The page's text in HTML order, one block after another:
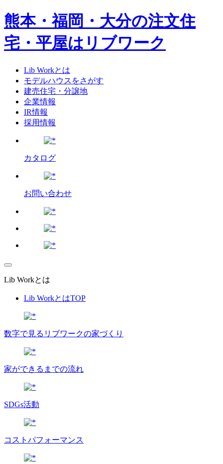
熊本・福岡・大分の注文住
宅・平屋はリブワーク
Lib Workとは
モデルハウスをさがす
建売住宅・分譲地
企業情報
IR情報
採用情報
カタログ
お問い合わせ
Lib Workとは
Lib WorkとはTOP
数字で⾒るリブワークの家づくり
家ができるまでの流れ
SDGs活動
コストパフォーマンス